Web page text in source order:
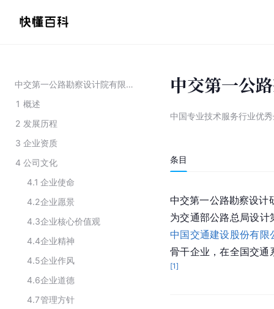
中交第一公路勘察设计院有限公司
1 概述
2 发展历程
3 企业资质
4 公司文化
4.1 企业使命
4.2企业愿景
4.3企业核心价值观
4.4企业精神
4.5企业作风
4.6企业道德
4.7管理方针
中交第一公
中国专业技术服务行业优
条目
中交第一公路勘察设计
为交通部公路总局设
中国交通建设股份有限
骨干企业，在全国交通
[1]